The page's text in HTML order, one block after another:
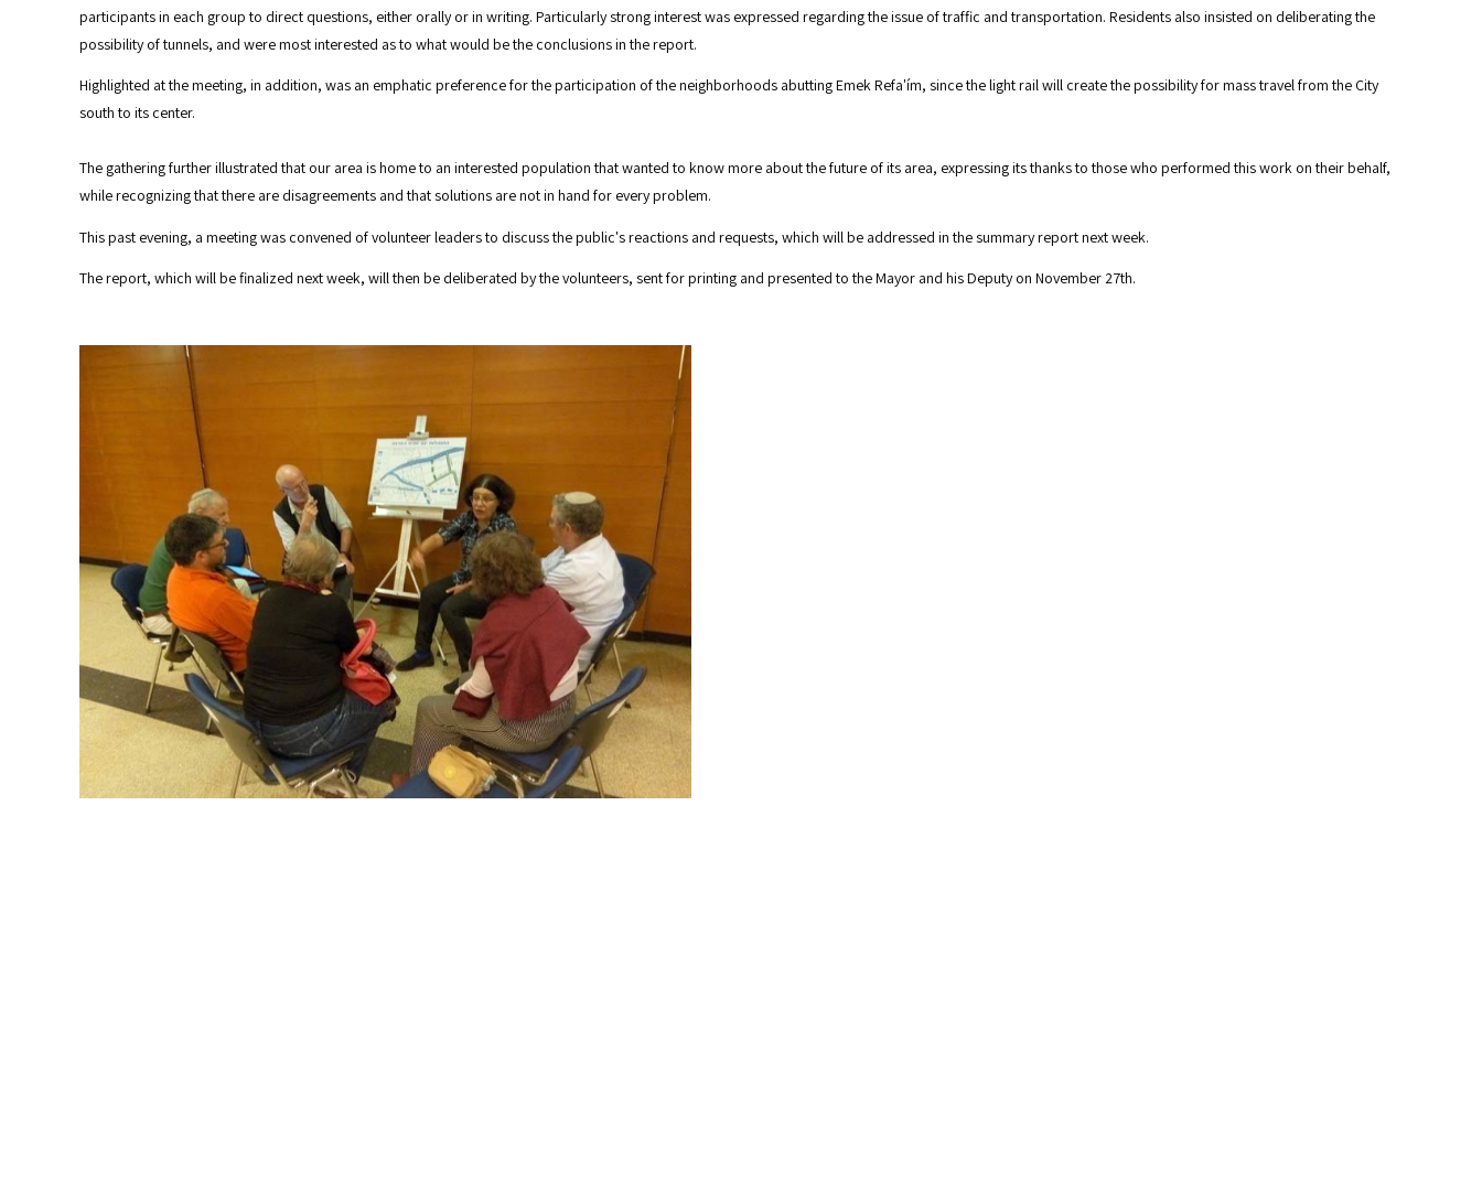
participants in each group to direct questions, either orally or in writing. Particularly strong interest was expressed regarding the issue of traffic and transportation. Residents also insisted on deliberating the
possibility of tunnels, and were most interested as to what would be the conclusions in the report.
Highlighted at the meeting, in addition, was an emphatic preference for the participation of the neighborhoods abutting Emek Refa'ím, since the light rail will create the possibility for mass travel from the City
south to its center.
The gathering further illustrated that our area is home to an interested population that wanted to know more about the future of its area, expressing its thanks to those who performed this work on their behalf,
while recognizing that there are disagreements and that solutions are not in hand for every problem.
This past evening, a meeting was convened of volunteer leaders to discuss the public's reactions and requests, which will be addressed in the summary report next week.
The report, which will be finalized next week, will then be deliberated by the volunteers, sent for printing and presented to the Mayor and his Deputy on November 27th.